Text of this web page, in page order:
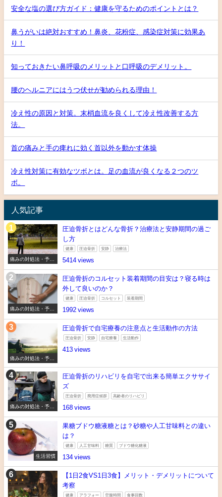
安全な塩の選び方ガイド：健康を守るためのポイントとは？
鼻うがいは絶対おすすめ！鼻炎、花粉症、感染症対策に効果あ
り！
知っておきたい鼻呼吸のメリットと口呼吸のデメリット。
腰のヘルニアにはうつ伏せが勧められる理由！
冷え性の原因と対策。末梢血流を良くして冷え性改善する方
法。
首の痛みと手の痺れに効く首以外を動かす体操
冷え性対策に有効なツボとは。足の血流が良くなる２つのツ
ボ。
人気記事
痛みの対処法・予防
圧迫骨折とはどんな骨折？治療法と安静期間の過ご
し方
健康 圧迫骨折 安静 治療法
5414
痛みの対処法・予防
圧迫骨折のコルセット装着期間の目安は？寝る時は
外して良いのか？
健康 圧迫骨折 コルセット 装着期間
1992
痛みの対処法・予防
圧迫骨折で自宅療養の注意点と生活動作の方法
圧迫骨折 安静 自宅療養 生活動作
413
痛みの対処法・予防
圧迫骨折のリハビリを自宅で出来る簡単エクササイ
ズ
圧迫骨折 廃用症候群 高齢者のリハビリ
168
生活習慣
果糖ブドウ糖液糖とは？砂糖や人工甘味料との違い
は？
健康 人工甘味料 糖質 ブドウ糖化糖液
134
【1日2食VS1日3食】メリット・デメリットについて
考察
健康 アラフォー 空腹時間 食事回数